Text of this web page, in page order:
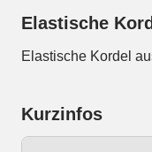
Elastische
Elastische Kordel
Kurzinfos